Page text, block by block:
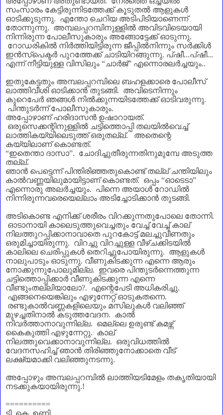
സംസാരം കേട്ടിരുന്നിടത്തേക്ക് കൂടുതൽ ആളുകൾ
ഓടിക്കൂടുന്നു. എന്തോ ചെറിയ അടിപിടിയാണെന്ന്
തോന്നുന്നു. അമ്പലപ്പറമ്പിനുള്ളിൽ അവിടവിടെയായി
നിന്നിരുന്ന പോലീസുകാരും അങ്ങോട്ടേക്ക് ഓടുന്നു.
റോഡരികിൽ നിർത്തിയിട്ടിരുന്ന ജീപ്പിൽനിന്നും സർക്കിൾ
ഇൻസ്പെക്ടർ പുറത്തേക്ക് ചാടിയിറങ്ങുന്നു. പ്ഷീ...പ്ഷീ...
എന്ന് നീട്ടിയുള്ള വിസിലും “ചാർജ്” എന്നൊരലർച്ചയും..
ഇതുകേട്ടതും അമ്പലപ്പറമ്പിലെ ബഹളക്കാരെ പോലീസ്
ലാത്തിവീശി ഓടിക്കാൻ തുടങ്ങി. അവിടെനിന്നും
കുറെപേർ ഞങ്ങൾ നിൽക്കുന്നയിടത്തേക്ക് ഓടിവരുന്നു.
പിന്തുടർന്ന് പോലീസുകാരും.
അപ്പോഴാണ്‌ ഹരിദാസൻ ഉഷാറായത്.
ഒരുസെക്കന്റിനുള്ളിൽ ചട്ടിത്തൊപ്പി തലയിൽവെച്ച്
ലാത്തികയ്യിലെടുത്ത് ഒരുതല്ല്. അതെന്റെ
കയ്യിലാണ്‌ കൊണ്ടത്.
“ഇതെന്താ ദാസാ”. ചോദിച്ചുതീരുന്നതിനുമുമ്പേ അടുത്ത
തല്ല്.
ഞാൻ പെട്ടെന്ന് പിന്തിരിഞ്ഞതുകൊണ്ട് തല്ല് ചന്തിയിലും
കാൽവണ്ണയിലുമായിട്ടാണ്‌ കൊണ്ടത്. ഒപ്പം “ഓടെടാ”
എന്നൊരു അലർച്ചയും. പിന്നെ അയാൾ റോഡിൽ
നിന്നിരുന്നവരെയെല്ലാം അടിച്ചോടിക്കാൻ തുടങ്ങി.
അടികൊണ്ട എനിക്ക് ശരീരം വിറക്കുന്നതുപോലെ തോന്നി.
ഓടാനായി കാലെടുത്തുവെച്ചതും വേച്ച് വേച്ച് കാല്‌
നിലത്തുറപ്പിക്കാനാവാതെ പുറകോട്ട് മലച്ചുവീണതും
ഒരുമിച്ചായിരുന്നു. വിറച്ചു വിറച്ചുള്ള വീഴ്ചക്കിടയിൽ
കാലിലെ ചെരിപ്പുകൾ തെറിച്ചുപോയിരുന്നു. ആളുകൾ
നാലുപാടും ഓടുന്നു. വീണുകിടക്കുന്ന എന്നെ ആരും
നോക്കുന്നുപോലുമില്ല. ഇവരെ പിന്തുടർന്നെത്തുന്ന
ചട്ടിത്തൊപ്പിക്കാർ വീണുകിടക്കുന്ന എന്നെ
വീണ്ടുംതല്ലിയാലോ?. എന്റെപേടി അധികരിച്ചു.
എങ്ങനെയെങ്കിലും എഴുന്നേറ്റ് ഓടുകതന്നെ.
രണ്ടുകാൽവണ്ണകളിലെയും മസിലുകൾ വലിഞ്ഞ്
മുഴച്ചതിനാൽ കടുത്തവേദന. കാൽ
നിവർത്താനാവുന്നില്ല. മെല്ലെ ഉരുണ്ട് കമഴ്ന്ന്
കൈകുത്തി എഴുന്നേറ്റു. കാല്‌
നിലത്തുവെക്കാനാവുന്നില്ല. ഒരുവിധത്തിൽ
വേദനസഹിച്ച് ഞാൻ തിരിഞ്ഞുനോക്കാതെ വീട്
ലക്ഷ്യമാക്കി വലിഞ്ഞുനടന്നു.
അപ്പോഴും അമ്പലപ്പറമ്പിൽ ലാത്തിയടിമേളം തകൃതിയായി
നടക്കുകയായിരുന്നു.!
==========